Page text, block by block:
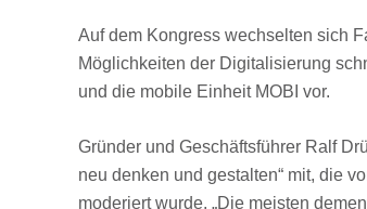
Auf dem Kongress wechselten sich
Möglichkeiten der Digitalisierung
und die mobile Einheit MOBI vor.
Gründer und Geschäftsführer Ralf
neu denken und gestalten“ mit, die
moderiert wurde. „Die meisten